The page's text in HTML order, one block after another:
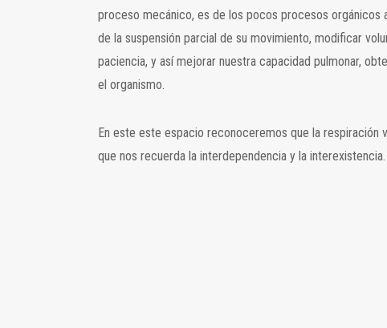
proceso mecánico, es de los pocos procesos orgánicos
de la suspensión parcial de su movimiento, modificar
paciencia, y así mejorar nuestra capacidad pulmonar,
el organismo.
En este este espacio reconoceremos que la respiración
que nos recuerda la interdependencia y la interexistencia.